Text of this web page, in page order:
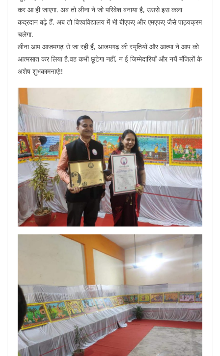
कर आ ही जाएगा. अब तो लीना ने जो परिवेश बनाया है, उससे इस कला
कद्रदान बढ़े हैं. अब तो विश्वविद्यालय में भी बीएफए और एमएफए जैसे पाठ्यक्रम
चलेगा.
‌लीना आप आजमगढ़ से जा रही हैं, आजमगढ़ की स्मृतियों और आत्मा ने आप को
आत्मसात कर लिया है.वह कभी छूटेगा नहीं, न ई जिम्मेदारियाँ और नयें मंजिलों के
अशेष शुभकामनाएं!!